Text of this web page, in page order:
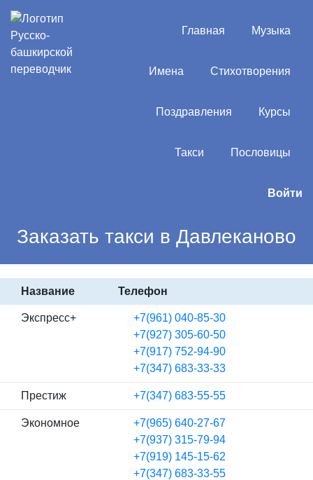
Главная Музыка
Имена Стихотворения
Поздравления Курсы
Такси Пословицы
Войти
Заказать такси в Давлеканово
Название Телефон
Экспресс+
+7(961) 040-85-30
+7(927) 305-60-50
+7(917) 752-94-90
+7(347) 683-33-33
Престиж +7(347) 683-55-55
Экономное
+7(965) 640-27-67
+7(937) 315-79-94
+7(919) 145-15-62
+7(347) 683-33-55